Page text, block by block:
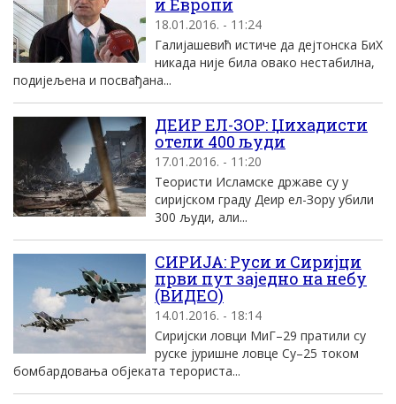
и Европи
18.01.2016. - 11:24
Галијашевић истиче да дејтонска БиХ
никада није била овако нестабилна,
подијељена и посвађана...
ДЕИР ЕЛ-ЗОР: Џихадисти
отели 400 људи
17.01.2016. - 11:20
Теористи Исламске државе су у
сиријском граду Деир ел-Зору убили
300 људи, али...
СИРИЈА: Руси и Сиријци
први пут заједно на небу
(ВИДЕО)
14.01.2016. - 18:14
Сиријски ловци МиГ–29 пратили су
руске јуришне ловце Су–25 током
бомбардовања објеката терориста...